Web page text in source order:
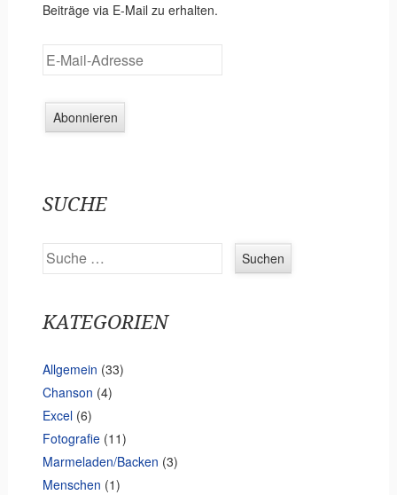
Beiträge via E-Mail zu erhalten.
E
-
M
-
d
s
SUCHE
Suchen
KATEGORIEN
Allgemein (33)
Chanson (4)
Excel(6)
Fotografie(11)
Marmeladen/Backen (3)
Menschen (1)